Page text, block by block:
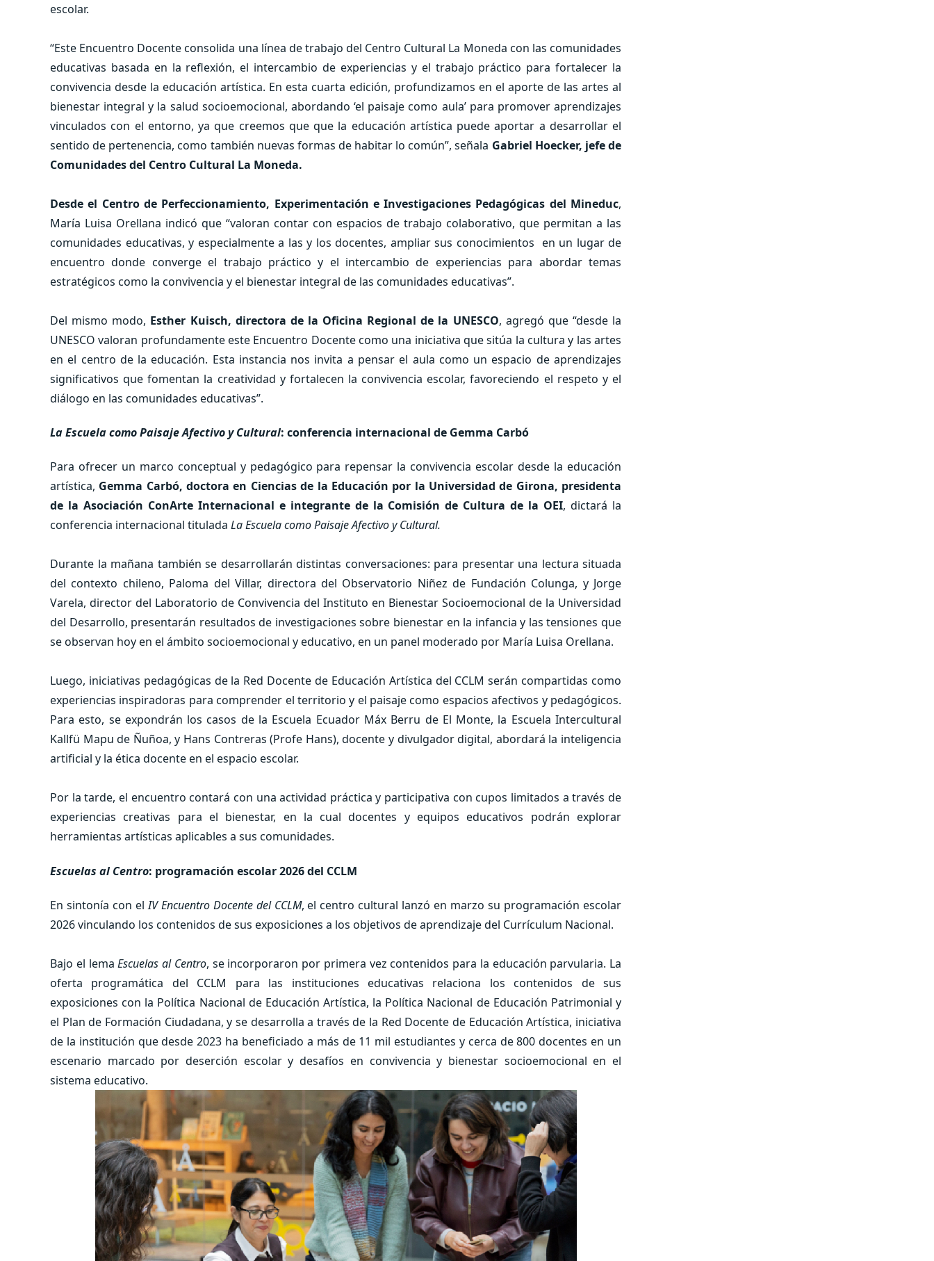
escolar.
“Este Encuentro Docente consolida una línea de trabajo del Centro Cultural La Moneda con las comunidades
educativas basada en la reflexión, el intercambio de experiencias y el trabajo práctico para fortalecer la
convivencia desde la educación artística. En esta cuarta edición, profundizamos en el aporte de las artes al
bienestar integral y la salud socioemocional, abordando ‘el paisaje como aula’ para promover aprendizajes
vinculados con el entorno, ya que creemos que que la educación artística puede aportar a desarrollar el
sentido de pertenencia, como también nuevas formas de habitar lo común”, señala Gabriel Hoecker, jefe de
Comunidades del Centro Cultural La Moneda.
Desde el Centro de Perfeccionamiento, Experimentación e Investigaciones Pedagógicas del Mineduc,
María Luisa Orellana indicó que “valoran contar con espacios de trabajo colaborativo, que permitan a las
comunidades educativas, y especialmente a las y los docentes, ampliar sus conocimientos en un lugar de
encuentro donde converge el trabajo práctico y el intercambio de experiencias para abordar temas
estratégicos como la convivencia y el bienestar integral de las comunidades educativas”.
Del mismo modo, Esther Kuisch, directora de la Oficina Regional de la UNESCO, agregó que “desde la
UNESCO valoran profundamente este Encuentro Docente como una iniciativa que sitúa la cultura y las artes
en el centro de la educación. Esta instancia nos invita a pensar el aula como un espacio de aprendizajes
significativos que fomentan la creatividad y fortalecen la convivencia escolar, favoreciendo el respeto y el
diálogo en las comunidades educativas”.
La Escuela como Paisaje Afectivo y Cultural: conferencia internacional de Gemma Carbó
Para ofrecer un marco conceptual y pedagógico para repensar la convivencia escolar desde la educación
artística, Gemma Carbó, doctora en Ciencias de la Educación por la Universidad de Girona, presidenta
de la Asociación ConArte Internacional e integrante de la Comisión de Cultura de la OEI, dictará la
conferencia internacional titulada La Escuela como Paisaje Afectivo y Cultural.
Durante la mañana también se desarrollarán distintas conversaciones: para presentar una lectura situada
del contexto chileno, Paloma del Villar, directora del Observatorio Niñez de Fundación Colunga, y Jorge
Varela, director del Laboratorio de Convivencia del Instituto en Bienestar Socioemocional de la Universidad
del Desarrollo, presentarán resultados de investigaciones sobre bienestar en la infancia y las tensiones que
se observan hoy en el ámbito socioemocional y educativo, en un panel moderado por María Luisa Orellana.
Luego, iniciativas pedagógicas de la Red Docente de Educación Artística del CCLM serán compartidas como
experiencias inspiradoras para comprender el territorio y el paisaje como espacios afectivos y pedagógicos.
Para esto, se expondrán los casos de la Escuela Ecuador Máx Berru de El Monte, la Escuela Intercultural
Kallfü Mapu de Ñuñoa, y Hans Contreras (Profe Hans), docente y divulgador digital, abordará la inteligencia
artificial y la ética docente en el espacio escolar.
Por la tarde, el encuentro contará con una actividad práctica y participativa con cupos limitados a través de
experiencias creativas para el bienestar, en la cual docentes y equipos educativos podrán explorar
herramientas artísticas aplicables a sus comunidades.
Escuelas al Centro: programación escolar 2026 del CCLM
En sintonía con elIV Encuentro Docente del CCLM, el centro cultural lanzó en marzo su programación escolar
2026 vinculando los contenidos de sus exposiciones a los objetivos de aprendizaje del Currículum Nacional.
Bajo el lemaEscuelas al Centro, se incorporaron por primera vez contenidos para la educación parvularia. La
oferta programática del CCLM para las instituciones educativas relaciona los contenidos de sus
exposiciones con la Política Nacional de Educación Artística, la Política Nacional de Educación Patrimonial y
el Plan de Formación Ciudadana, y se desarrolla a través de la Red Docente de Educación Artística, iniciativa
de la institución que desde 2023 ha beneficiado a más de 11 mil estudiantes y cerca de 800 docentes en un
escenario marcado por deserción escolar y desafíos en convivencia y bienestar socioemocional en el
sistema educativo.